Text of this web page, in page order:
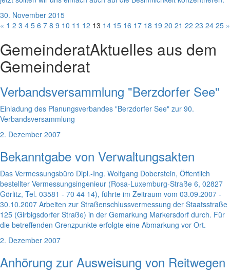
30. November 2015
« 1 2 3 4 5 6 7 8 9 10 11 12 13 14 15 16 17 18 19 20 21 22 23 24 25 »
GemeinderatAktuelles aus dem
Gemeinderat
Verbandsversammlung "Berzdorfer See"
Einladung des Planungsverbandes "Berzdorfer See" zur 90.
Verbandsversammlung
2. Dezember 2007
Bekanntgabe von Verwaltungsakten
Das Vermessungsbüro Dipl.-Ing. Wolfgang Doberstein, Öffentlich
bestellter Vermessungsingenieur (Rosa-Luxemburg-Straße 6, 02827
Görlitz, Tel. 03581 - 70 44 14), führte im Zeitraum vom 03.09.2007 -
30.10.2007 Arbeiten zur Straßenschlussvermessung der Staatsstraße
125 (Girbigsdorfer Straße) in der Gemarkung Markersdorf durch. Für
die betreffenden Grenzpunkte erfolgte eine Abmarkung vor Ort.
2. Dezember 2007
Anhörung zur Ausweisung von Reitwegen